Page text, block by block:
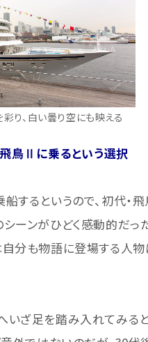
り、白い曇り空にも映える
鳥Ⅱに乗るという選択
するというので、初代・
ーンがひどく感動的だっ
分も物語に登場する人
ざ足を踏み入れてみる